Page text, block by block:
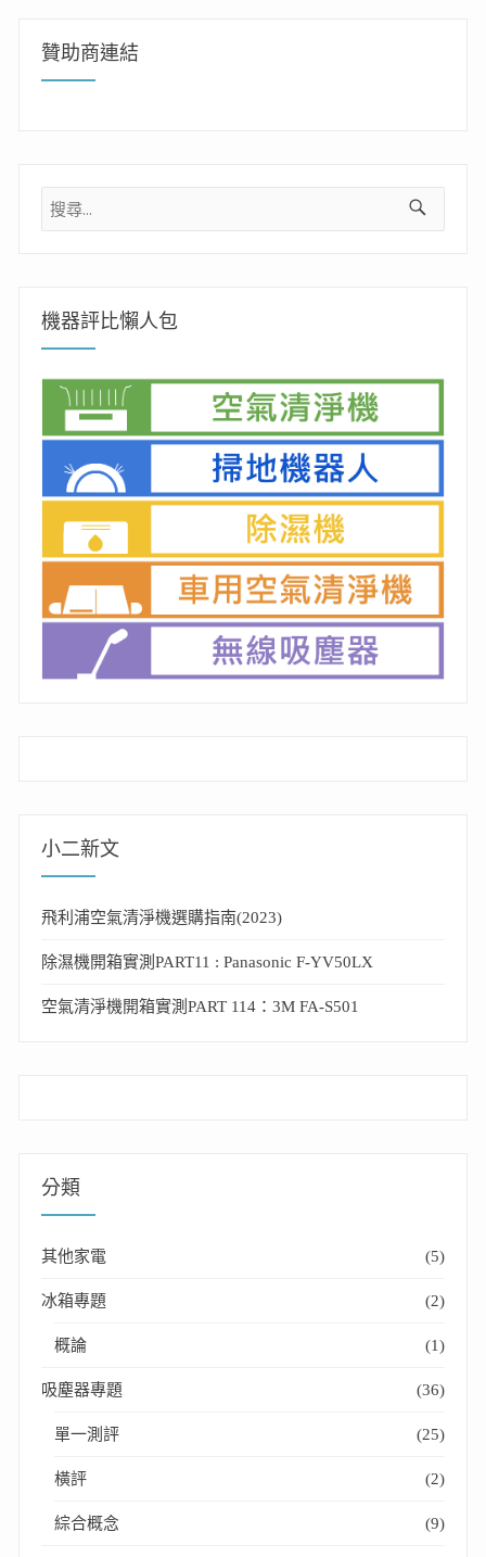
贊助商連結
搜
機器評比懶人包
小二新文
飛利浦空氣清淨機選購指南(2023)
除濕機開箱實測PART11 : Panasonic F-YV50LX
空氣清淨機開箱實測PART 114：3M FA-S501
分類
其他家電 (5)
冰箱專題 (2)
概論 (1)
吸塵器專題 (36)
單一測評 (25)
橫評 (2)
綜合概念 (9)